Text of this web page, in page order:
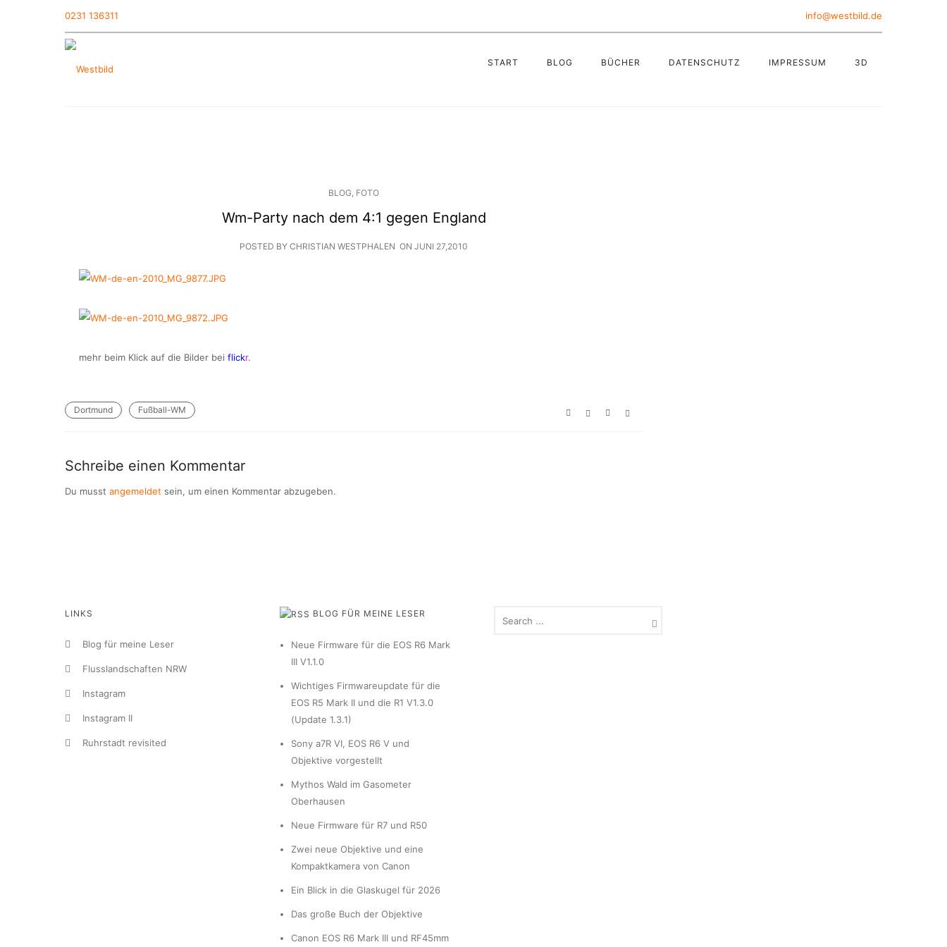
0231 136311 info@westbild.de
START BLOG BÜCHER DATENSCHUTZ IMPRESSUM 3D
BLOG, FOTO
Wm-Party nach dem 4:1 gegen England
POSTED BY CHRISTIAN WESTPHALEN ON JUNI 27,2010
mehr beim Klick auf die Bilder bei flickr.
Dortmund Fußball-WM
Schreibe einen Kommentar
Du musst angemeldet sein, um einen Kommentar abzugeben.
LINKS
Blog für meine Leser
Flusslandschaften NRW
Instagram
Instagram II
Ruhrstadt revisited
BLOG FÜR MEINE LESER
Neue Firmware für die EOS R6 Mark
III V1.1.0
Wichtiges Firmwareupdate für die
EOS R5 Mark II und die R1 V1.3.0
(Update 1.3.1)
Sony a7R VI, EOS R6 V und
Objektive vorgestellt
Mythos Wald im Gasometer
Oberhausen
Neue Firmware für R7 und R50
Zwei neue Objektive und eine
Kompaktkamera von Canon
Ein Blick in die Glaskugel für 2026
Das große Buch der Objektive
Canon EOS R6 Mark III und RF45mm